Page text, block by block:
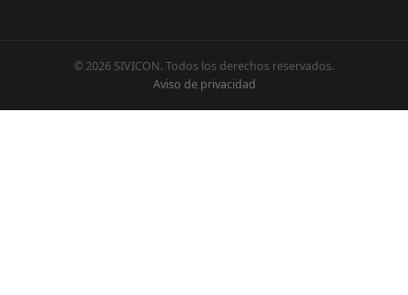
© 2026 SIVICON. Todos los derechos reservados.
Aviso de privacidad